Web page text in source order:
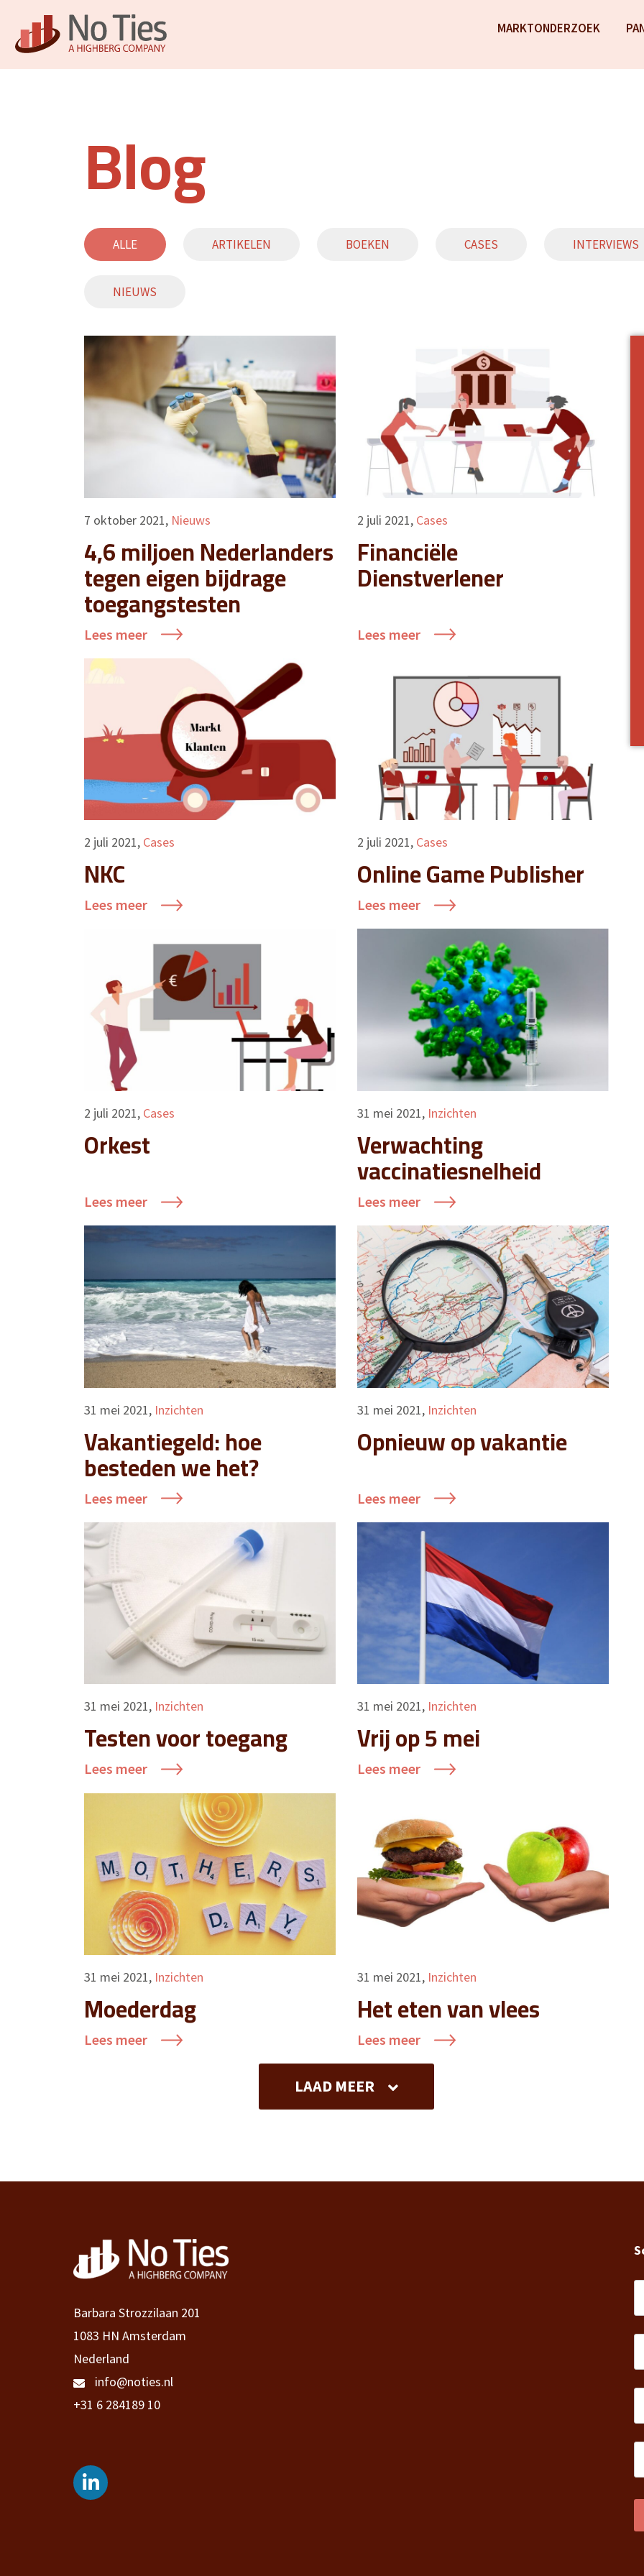
MARKTONDERZOEK
Blog
ALLE ARTIKELEN BOEKEN CASES INTERVIEWS
NIEUWS
7 oktober 2021, Nieuws
4,6 miljoen Nederlanders
tegen eigen bijdrage
toegangstesten
Lees meer
2 juli 2021, Cases
Financiële
Dienstverlener
Lees meer
2 juli 2021, Cases
NKC
Lees meer
2 juli 2021, Cases
Online Game Publisher
Lees meer
2 juli 2021, Cases
Orkest
Lees meer
31 mei 2021, Inzichten
Verwachting
vaccinatiesnelheid
Lees meer
31 mei 2021, Inzichten
Vakantiegeld: hoe
besteden we het?
Lees meer
31 mei 2021, Inzichten
Opnieuw op vakantie
Lees meer
31 mei 2021, Inzichten
Testen voor toegang
Lees meer
31 mei 2021, Inzichten
Vrij op 5 mei
Lees meer
31 mei 2021, Inzichten
Moederdag
Lees meer
31 mei 2021, Inzichten
Het eten van vlees
Lees meer
LAAD MEER
Barbara Strozzilaan 201
1083 HN Amsterdam
Nederland
info@noties.nl
+31 6 284189 10